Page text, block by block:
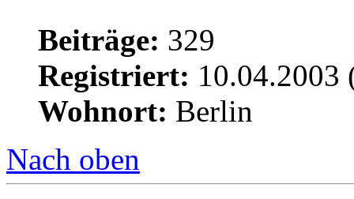
Beiträge: 329
Registriert: 10.04.2003
Wohnort: Berlin
Nach oben